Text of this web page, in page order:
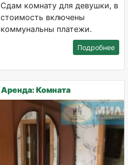
Сдам комнату для девушки, в
стоимость включены
коммунальны платежи.
Подробнее
Аренда: Комната